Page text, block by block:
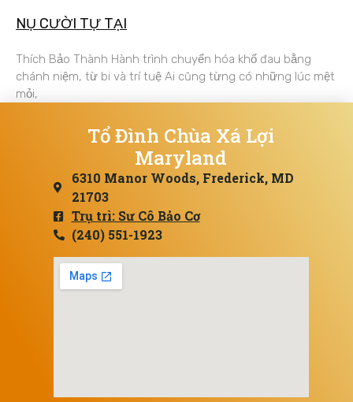
NỤ CƯỜI TỰ TẠI
Thích Bảo Thành Hành trình chuyển hóa khổ đau bằng
chánh niệm, từ bi và trí tuệ Ai cũng từng có những lúc mệt
mỏi,
Tổ Đình Chùa Xá Lợi
Maryland
6310 Manor Woods, Frederick, MD
21703
Trụ trì: Sư Cô Bảo Cơ
(240) 551-1923